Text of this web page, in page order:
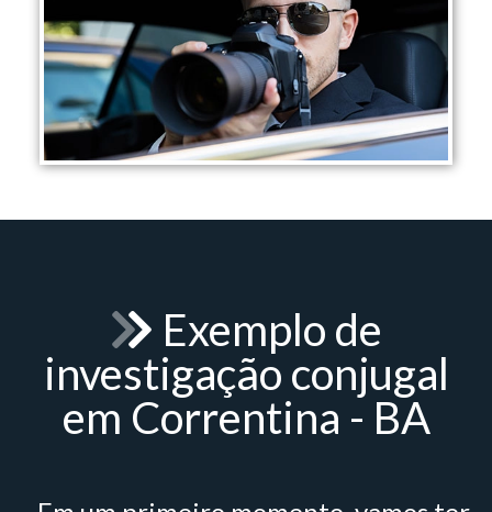
Exemplo de
investigação conjugal
em Correntina - BA